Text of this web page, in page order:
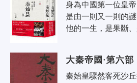
身為中國第一位皇
是由一則又一則的
他的一生，是果斷
大秦帝國·第六
秦始皇驟然客死沙